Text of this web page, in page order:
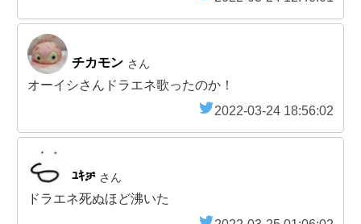
チカモン さん
オーイシさんドラエネ歌ったのか！
2022-03-24 18:56:02
ﾕｷቻ さん
ドラエネ死ぬほど沸いた